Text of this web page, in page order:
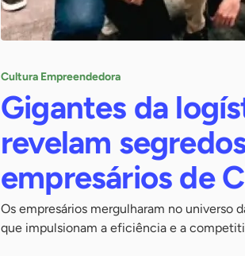
Cultura Empreendedora
Gigantes da
revelam
empresários de
Os empresários mergulharam no universo
que impulsionam a eficiência e a